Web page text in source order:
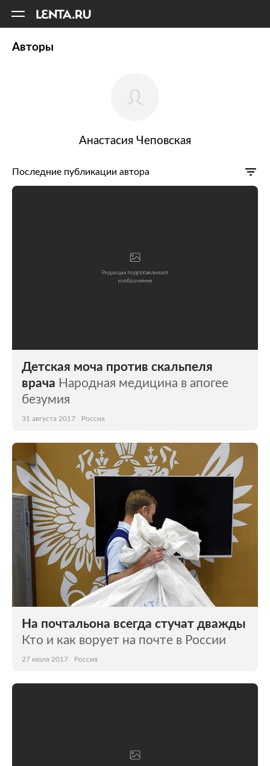
Авторы
Анастасия Чеповская
Последние публикации автора
Детская моча против скальпеля
врача Народная медицина в апогее
безумия
31 августа 2017 Россия
На почтальона всегда стучат дважды
Кто и как ворует на почте в России
27 июля 2017 Россия